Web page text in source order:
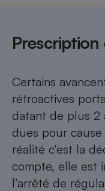
Certains
rétroactives
datant de plus 2
dues pour
réalité c’est la
compte, elle est
l’arrêté de